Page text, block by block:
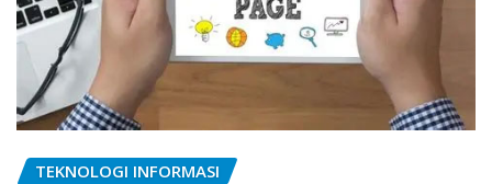
TEKNOLOGI INFORMASI